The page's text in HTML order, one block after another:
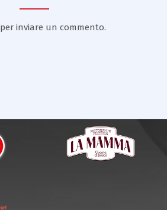
per inviare un commento.